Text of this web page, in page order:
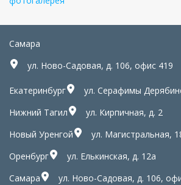
Самара
ул. Ново-Садовая, д. 106, офис 419
Екатеринбург
ул. Серафимы
Нижний Тагил
ул. Кирпичная, д. 2
Новый Уренгой
ул. Магистральная,
Оренбург
ул. Елькинская, д. 12а
Самара
ул. Ново-Садовая, д. 106,